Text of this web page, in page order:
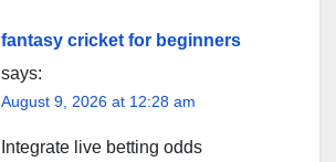
fantasy cricket for beginners
says:
August 9, 2026 at 12:28 am
Integrate live betting odds